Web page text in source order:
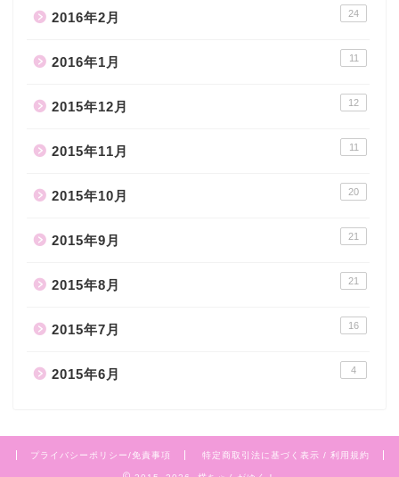
2016年2月 24
2016年1月 11
2015年12月 12
2015年11月 11
2015年10月 20
2015年9月 21
2015年8月 21
2015年7月 16
2015年6月 4
プライバシーポリシー/免責事項 特定商取引法に基づく表示 / 利用規約